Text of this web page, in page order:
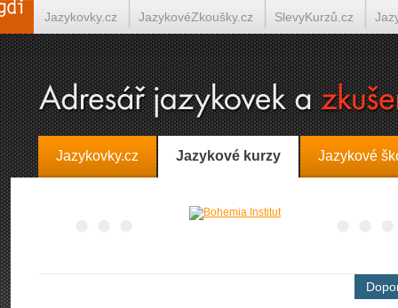
Jazykovky.cz Jazykové kurzy Jazykové
Jazykovky.cz JazykovéZkoušky.cz SlevyKurzů.cz
Španělština on-line Italština on-line Tlumočení-